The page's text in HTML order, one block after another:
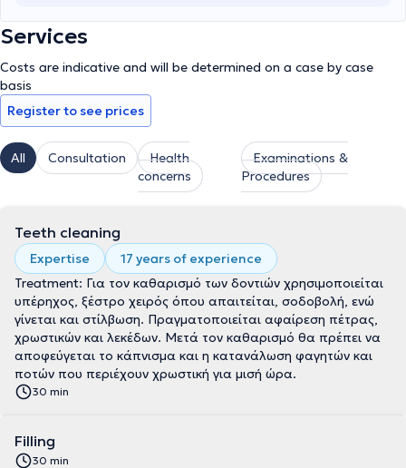
Services
Costs are indicative and will be determined on a case by case
basis
Register to see prices
All Consultation
Health
concerns
Examinations &
Procedures
Teeth cleaning
Expertise
17 years of experience
Treatment: Για τον καθαρισμό των δοντιών χρησιμοποιείται
υπέρηχος, ξέστρο χειρός όπου απαιτείται, σοδοβολή, ενώ
γίνεται και στίλβωση. Πραγματοποιείται αφαίρεση πέτρας,
χρωστικών και λεκέδων. Μετά τον καθαρισμό θα πρέπει να
αποφεύγεται το κάπνισμα και η κατανάλωση φαγητών και
ποτών που περιέχουν χρωστική για μισή ώρα.
30 min
Filling
30 min